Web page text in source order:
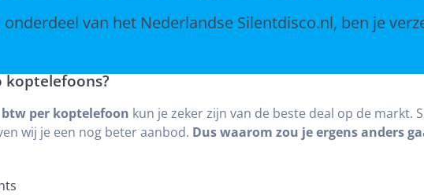
onderdeel van het Nederlandse Silentdisco.nl, ben je
koptelefoons?
per koptelefoon kun je zeker zijn van de beste deal op de markt.
wij je een nog beter aanbod. Dus waarom zou je ergens anders